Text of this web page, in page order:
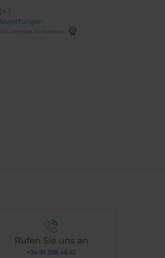
Zertifikat für Exzellenz
Rufen Sie uns an
+34 91 398 46 61